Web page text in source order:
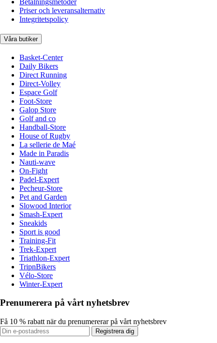
Betalningsmetoder
Priser och leveransalternativ
Integritetspolicy
Våra butiker
Basket-Center
Daily Bikers
Direct Running
Direct-Volley
Espace Golf
Foot-Store
Galop Store
Golf and co
Handball-Store
House of Rugby
La sellerie de Maé
Made in Paradis
Nauti-wave
On-Fight
Padel-Expert
Pecheur-Store
Pet and Garden
Slowood Interior
Smash-Expert
Sneakids
Sport is good
Training-Fit
Trek-Expert
Triathlon-Expert
TripnBikers
Vélo-Store
Winter-Expert
Prenumerera på vårt nyhetsbrev
Få 10 % rabatt när du prenumererar på vårt nyhetsbrev
Registrera dig